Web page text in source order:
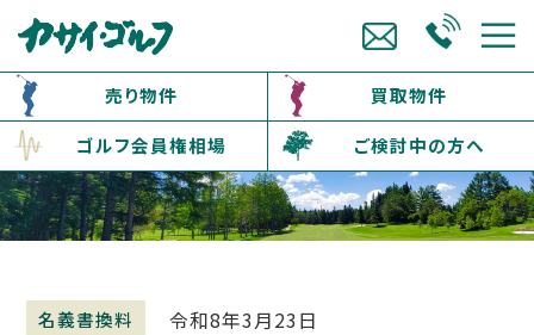
売り物件
買取物件
ゴルフ会員権相場
ご検討中の方へ
名義書換料 令和8年3月23日